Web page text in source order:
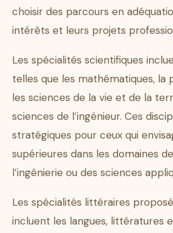
choisir des parcours en
intérêts et leurs projets
Les spécialités scientifiques
telles que les mathématiques, la
les sciences de la vie et de la
sciences de l’ingénieur. Ces
stratégiques pour ceux qui
supérieures dans les domaines
l’ingénierie ou des sciences
Les spécialités littéraires
incluent les langues, littératures